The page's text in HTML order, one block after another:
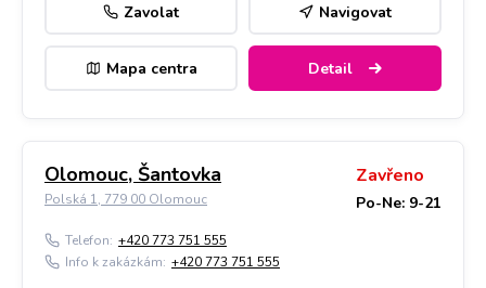
Zavolat Navigovat
Mapa centra Detail
Olomouc, Šantovka
Polská 1, 779 00 Olomouc
Zavřeno
Po-Ne: 9-21
Telefon: +420 773 751 555
Info k zakázkám: +420 773 751 555